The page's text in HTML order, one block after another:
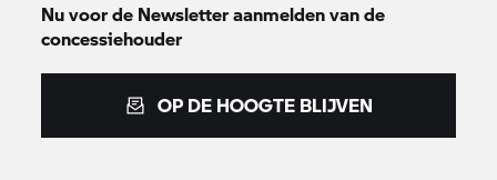
Nu voor de Newsletter aanmelden van de
concessiehouder
OP DE HOOGTE BLIJVEN